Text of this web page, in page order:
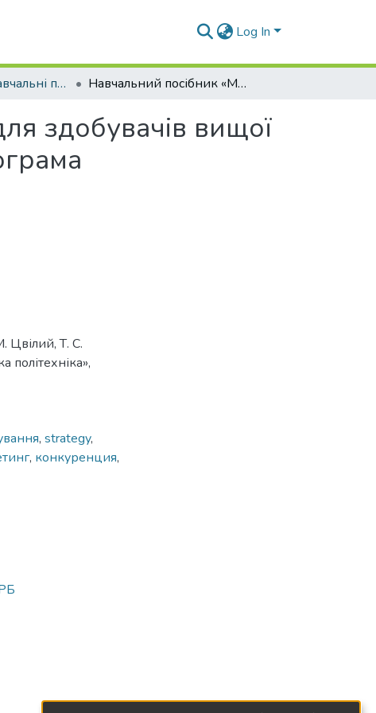
Log In
Підручники, навчальні посібники кафедри ТГ та РБ Навчальний посібник «Маркетинг в туризмі» для здобувачів вищої освіти спеціальності 242 «Туризм», освітня програма «Туризмознавство», СВО «Бакалавр»
здобувачів вищої
Цвілий, Т. С.
політехніка»,
, strategy,
, конкуренция,